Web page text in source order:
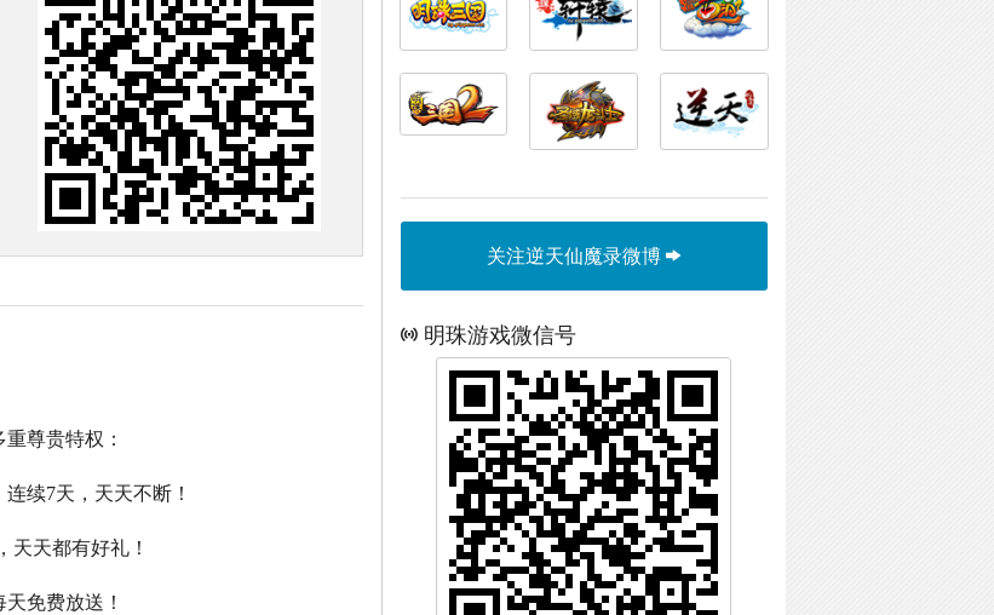
尊贵特权：
续7天，天天不断！
天天都有好礼！
免费放送！
关注逆天仙魔录微博
明珠游戏微信号